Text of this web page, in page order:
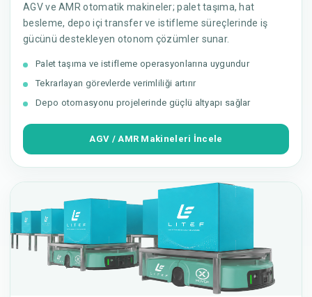
AGV ve AMR otomatik makineler; palet taşıma, hat
besleme, depo içi transfer ve istifleme süreçlerinde iş
gücünü destekleyen otonom çözümler sunar.
Palet taşıma ve istifleme operasyonlarına uygundur
Tekrarlayan görevlerde verimliliği artırır
Depo otomasyonu projelerinde güçlü altyapı sağlar
AGV / AMR Makineleri İncele